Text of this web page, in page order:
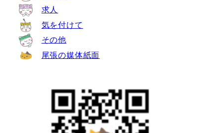
求人
気を付けて
その他
尾張の媒体紙面